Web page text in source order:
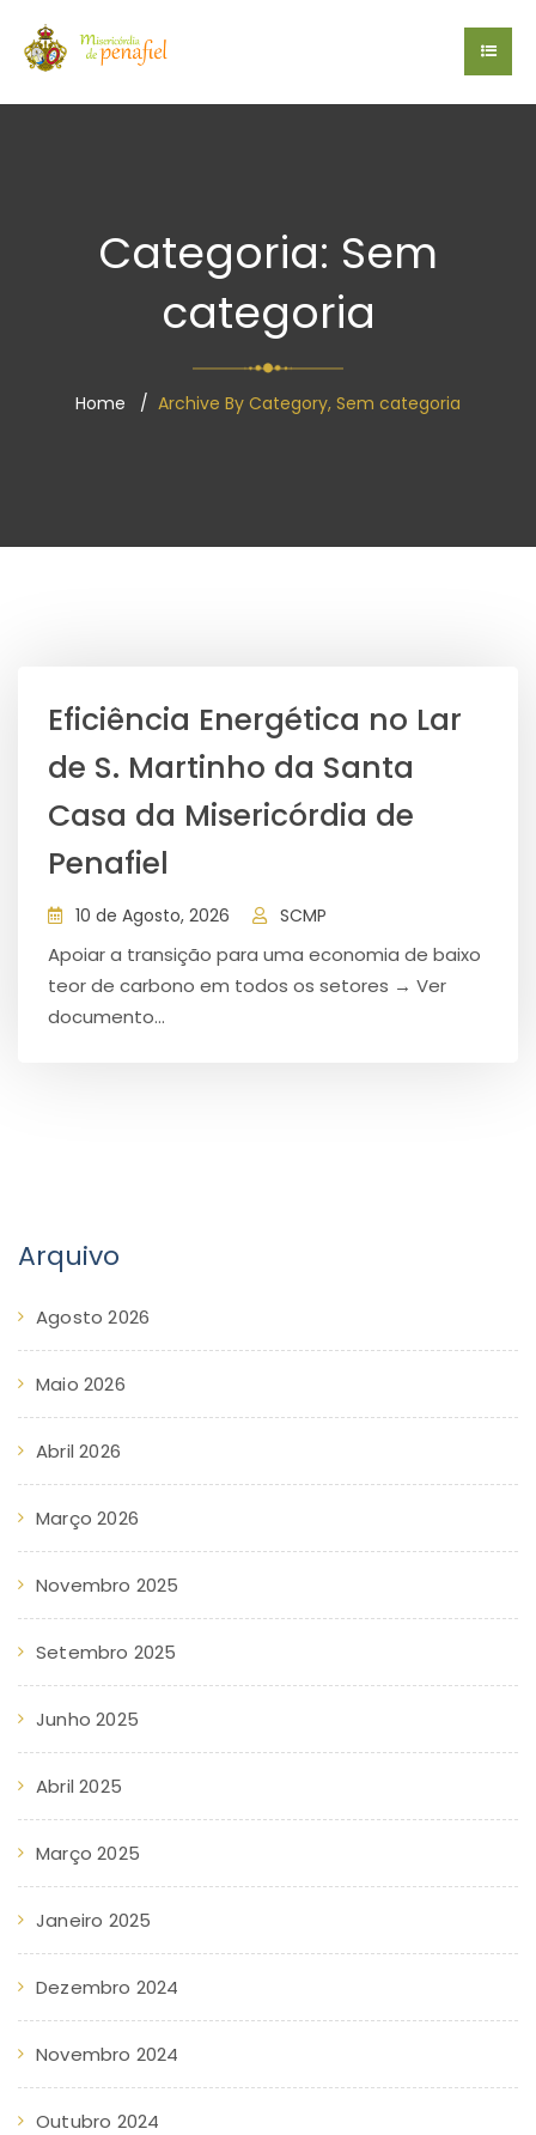
Categoria: Sem
categoria
Home Archive By Category, Sem categoria
Eficiência Energética no Lar
de S. Martinho da Santa
Casa da Misericórdia de
Penafiel
10 de Agosto, 2026 SCMP
Apoiar a transição para uma economia de baixo
teor de carbono em todos os setores → Ver
documento...
Arquivo
Agosto 2026
Maio 2026
Abril 2026
Março 2026
Novembro 2025
Setembro 2025
Junho 2025
Abril 2025
Março 2025
Janeiro 2025
Dezembro 2024
Novembro 2024
Outubro 2024